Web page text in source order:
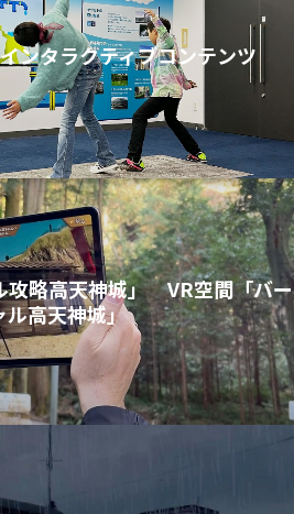
ンタラクティブコンテンツ
攻略高天神城」 VR空間「バー
ル高天神城」